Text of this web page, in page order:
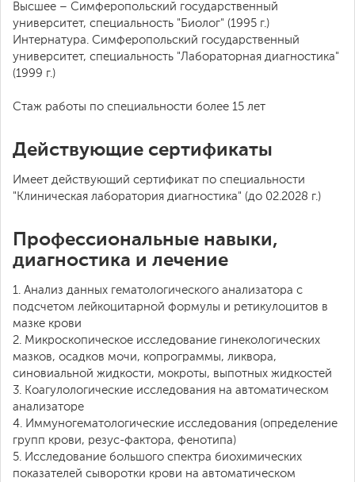
Высшее – Симферопольский государственный
университет, специальность "Биолог" (1995 г.)
Интернатура. Симферопольский государственный
университет, специальность "Лабораторная диагностика"
(1999 г.)
Стаж работы по специальности более 15 лет
Действующие сертификаты
Имеет действующий сертификат по специальности
"Клиническая лаборатория диагностика" (до 02.2028 г.)
Профессиональные навыки,
диагностика и лечение
1. Анализ данных гематологического анализатора с
подсчетом лейкоцитарной формулы и ретикулоцитов в
мазке крови
2. Микроскопическое исследование гинекологических
мазков, осадков мочи, копрограммы, ликвора,
синовиальной жидкости, мокроты, выпотных жидкостей
3. Коагулологические исследования на автоматическом
анализаторе
4. Иммуногематологические исследования (определение
групп крови, резус-фактора, фенотипа)
5. Исследование большого спектра биохимических
показателей сыворотки крови на автоматическом